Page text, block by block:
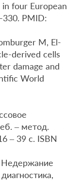
four European
330. PMID:
M, El-
derived cells
damage and
World
– метод.
– 39 с. ISBN